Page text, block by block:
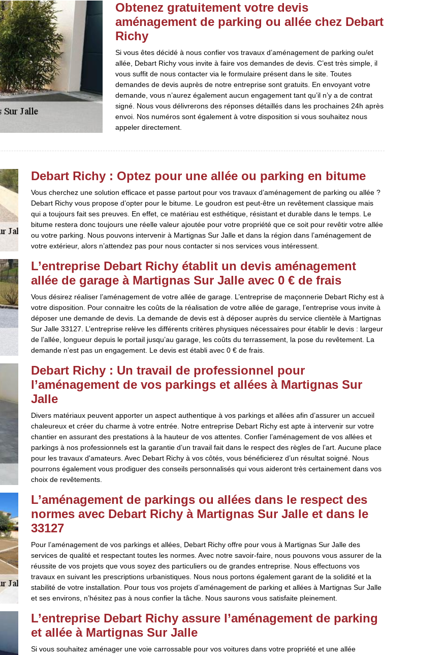
Obtenez gratuitement votre devis
aménagement de parking ou allée chez Debart
Richy
Si vous êtes décidé à nous confier vos travaux d’aménagement de parking ou/et
allée, Debart Richy vous invite à faire vos demandes de devis. C’est très simple, il
vous suffit de nous contacter via le formulaire présent dans le site. Toutes
demandes de devis auprès de notre entreprise sont gratuits. En envoyant votre
demande, vous n’aurez également aucun engagement tant qu’il n’y a de contrat
signé. Nous vous délivrerons des réponses détaillés dans les prochaines 24h après
envoi. Nos numéros sont également à votre disposition si vous souhaitez nous
appeler directement.
Debart Richy : Optez pour une allée ou parking en bitume
Vous cherchez une solution efficace et passe partout pour vos travaux d’aménagement de parking ou allée ?
Debart Richy vous propose d’opter pour le bitume. Le goudron est peut-être un revêtement classique mais
qui a toujours fait ses preuves. En effet, ce matériau est esthétique, résistant et durable dans le temps. Le
bitume restera donc toujours une réelle valeur ajoutée pour votre propriété que ce soit pour revêtir votre allée
ou votre parking. Nous pouvons intervenir à Martignas Sur Jalle et dans la région dans l’aménagement de
votre extérieur, alors n’attendez pas pour nous contacter si nos services vous intéressent.
L’entreprise Debart Richy établit un devis aménagement
allée de garage à Martignas Sur Jalle avec 0 € de frais
Vous désirez réaliser l’aménagement de votre allée de garage. L’entreprise de maçonnerie Debart Richy est à
votre disposition. Pour connaitre les coûts de la réalisation de votre allée de garage, l’entreprise vous invite à
déposer une demande de devis. La demande de devis est à déposer auprès du service clientèle à Martignas
Sur Jalle 33127. L’entreprise relève les différents critères physiques nécessaires pour établir le devis : largeur
de l’allée, longueur depuis le portail jusqu’au garage, les coûts du terrassement, la pose du revêtement. La
demande n’est pas un engagement. Le devis est établi avec 0 € de frais.
Debart Richy : Un travail de professionnel pour
l’aménagement de vos parkings et allées à Martignas Sur
Jalle
Divers matériaux peuvent apporter un aspect authentique à vos parkings et allées afin d’assurer un accueil
chaleureux et créer du charme à votre entrée. Notre entreprise Debart Richy est apte à intervenir sur votre
chantier en assurant des prestations à la hauteur de vos attentes. Confier l’aménagement de vos allées et
parkings à nos professionnels est la garantie d’un travail fait dans le respect des règles de l’art. Aucune place
pour les travaux d'amateurs. Avec Debart Richy à vos côtés, vous bénéficierez d’un résultat soigné. Nous
pourrons également vous prodiguer des conseils personnalisés qui vous aideront très certainement dans vos
choix de revêtements.
L’aménagement de parkings ou allées dans le respect des
normes avec Debart Richy à Martignas Sur Jalle et dans le
33127
Pour l’aménagement de vos parkings et allées, Debart Richy offre pour vous à Martignas Sur Jalle des
services de qualité et respectant toutes les normes. Avec notre savoir-faire, nous pouvons vous assurer de la
réussite de vos projets que vous soyez des particuliers ou de grandes entreprise. Nous effectuons vos
travaux en suivant les prescriptions urbanistiques. Nous nous portons également garant de la solidité et la
stabilité de votre installation. Pour tous vos projets d’aménagement de parking et allées à Martignas Sur Jalle
et ses environs, n’hésitez pas à nous confier la tâche. Nous saurons vous satisfaite pleinement.
L’entreprise Debart Richy assure l’aménagement de parking
et allée à Martignas Sur Jalle
Si vous souhaitez aménager une voie carrossable pour vos voitures dans votre propriété et une allée